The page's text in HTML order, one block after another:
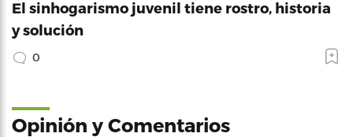
El sinhogarismo juvenil tiene rostro, historia
y solución
0
Opinión y Comentarios